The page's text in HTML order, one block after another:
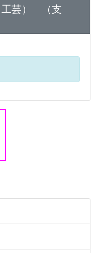
工芸） （支